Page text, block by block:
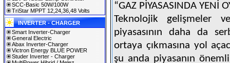
SCC-Basic 50W/100W
TriStar MPPT 12,24,36,48 Volts
INVERTER - CHARGER
Smart Inverter-Charger
General Electric
Abax Inverter-Charger
Victron Energy BLUE POWER
Studer Inverter - Charger
“GAZ PİYASASINDA YENİ
Teknolojik gelişmeler
piyasasının daha da
ortaya çıkmasına yol
şu anda piyasanın